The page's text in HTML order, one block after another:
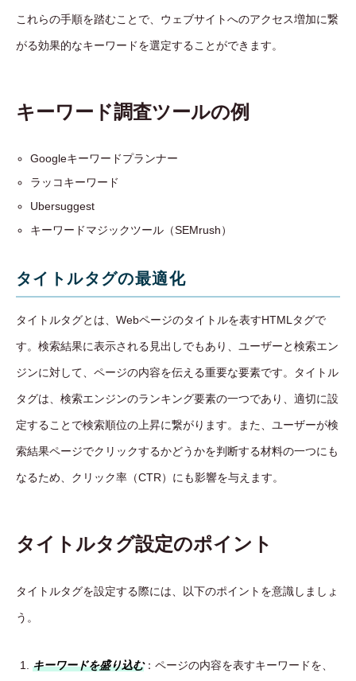
これらの手順を踏むことで、ウェブサイトへのアクセス増加に繋
がる効果的なキーワードを選定することができます。
キーワード調査ツールの例
Googleキーワードプランナー
ラッコキーワード
Ubersuggest
キーワードマジックツール（SEMrush）
タイトルタグの最適化
タイトルタグとは、Webページのタイトルを表すHTMLタグで
す。検索結果に表示される見出しでもあり、ユーザーと検索エン
ジンに対して、ページの内容を伝える重要な要素です。タイトル
タグは、検索エンジンのランキング要素の一つであり、適切に設
定することで検索順位の上昇に繋がります。また、ユーザーが検
索結果ページでクリックするかどうかを判断する材料の一つにも
なるため、クリック率（CTR）にも影響を与えます。
タイトルタグ設定のポイント
タイトルタグを設定する際には、以下のポイントを意識しましょ
う。
キーワードを盛り込む：ページの内容を表すキーワードを、